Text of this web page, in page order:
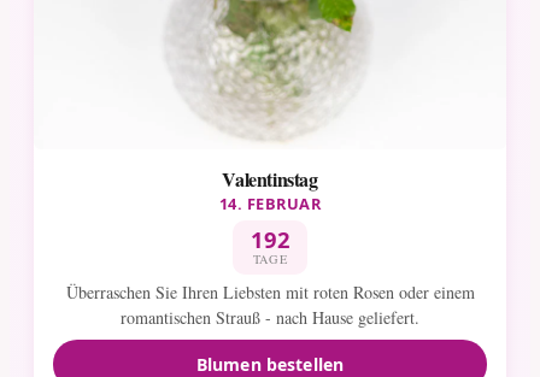
Valentinstag
14. FEBRUAR
192
TAGE
Überraschen Sie Ihren Liebsten mit roten Rosen oder einem
romantischen Strauß - nach Hause geliefert.
Blumen bestellen